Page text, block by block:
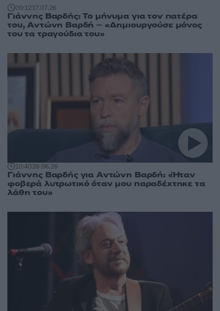
00:1217.07.26
Γιάννης Βαρδής: Το μήνυμα για τον πατέρα
του, Αντώνη Βαρδή – «Δημιουργούσε μόνος
του τα τραγούδια του»
10:4028.06.26
Γιάννης Βαρδής για Αντώνη Βαρδή: «Ήταν
φοβερά λυτρωτικό όταν μου παραδέχτηκε τα
λάθη του»